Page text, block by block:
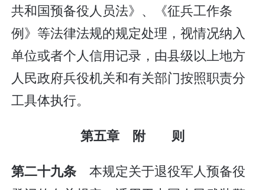
共和国预备役人员法》、《征兵工作条
例》等法律法规的规定处理，视情况纳入
单位或者个人信用记录，由县级以上地方
人民政府兵役机关和有关部门按照职责分
工具体执行。
第五章 附 则
第二十九条 本规定关于退役军人预备役